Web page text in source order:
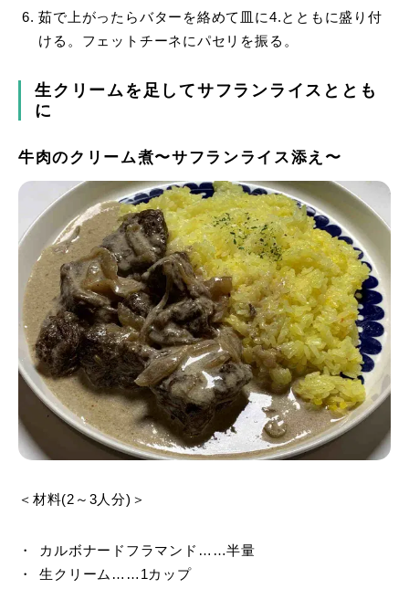
茹で上がったらバターを絡めて皿に4.とともに盛り付
ける。フェットチーネにパセリを振る。
生クリームを足してサフランライスととも
に
牛肉のクリーム煮〜サフランライス添え〜
＜材料(2～3人分)＞
カルボナードフラマンド……半量
生クリーム……1カップ